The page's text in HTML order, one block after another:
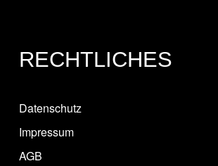
RECHTLICHES
Datenschutz
Impressum
AGB